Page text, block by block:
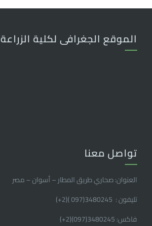
الموقع الجغرافى لكلية الزراعة
تواصل معنا
العنوان: صحاري طريق المطار – أسوان – مصر
تليفون : 3480245(097 )(2
+
)
فاكس: 3480245(097)(2
+
)